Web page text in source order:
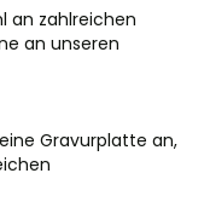
an zahlreichen
an unseren
Gravurplatte an,